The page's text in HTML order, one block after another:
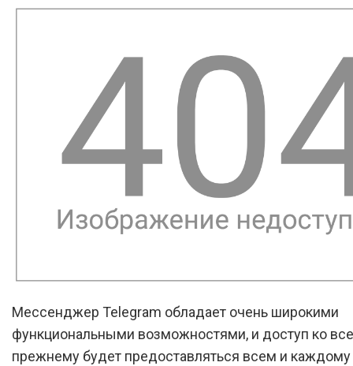
Мессенджер Telegram обладает очень широкими
функциональными возможностями, и доступ ко
прежнему будет предоставляться всем и каждому